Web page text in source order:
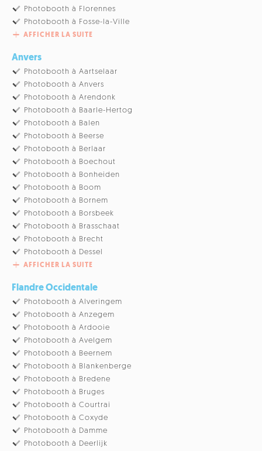
Photobooth à Florennes
Photobooth à Fosse-la-Ville
AFFICHER LA SUITE
Anvers
Photobooth à Aartselaar
Photobooth à Anvers
Photobooth à Arendonk
Photobooth à Baarle-Hertog
Photobooth à Balen
Photobooth à Beerse
Photobooth à Berlaar
Photobooth à Boechout
Photobooth à Bonheiden
Photobooth à Boom
Photobooth à Bornem
Photobooth à Borsbeek
Photobooth à Brasschaat
Photobooth à Brecht
Photobooth à Dessel
AFFICHER LA SUITE
Flandre Occidentale
Photobooth à Alveringem
Photobooth à Anzegem
Photobooth à Ardooie
Photobooth à Avelgem
Photobooth à Beernem
Photobooth à Blankenberge
Photobooth à Bredene
Photobooth à Bruges
Photobooth à Courtrai
Photobooth à Coxyde
Photobooth à Damme
Photobooth à Deerlijk